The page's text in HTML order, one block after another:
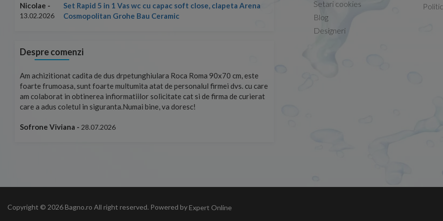
Nicolae -
13.02.2026
Set Rapid 5 in 1 Vas wc cu capac soft close, clapeta Arena
Cosmopolitan Grohe Bau Ceramic
13.02.2026
Despre comenzi
Am achizitionat cadita de dus drpetunghiulara Roca Roma 90x70 cm, este
foarte frumoasa, sunt foarte multumita atat de personalul firmei dvs. cu care
am colaborat in obtinerea infiormatiilor solicitate cat si de firma de curierat
care a adus coletul in siguranta.Numai bine, va doresc!
Sofrone Viviana - 28.07.2026
Setari cookies
Blog
Designeri
Copyright © 2026 Bagno.ro All right reserved. Powered byExpert Online